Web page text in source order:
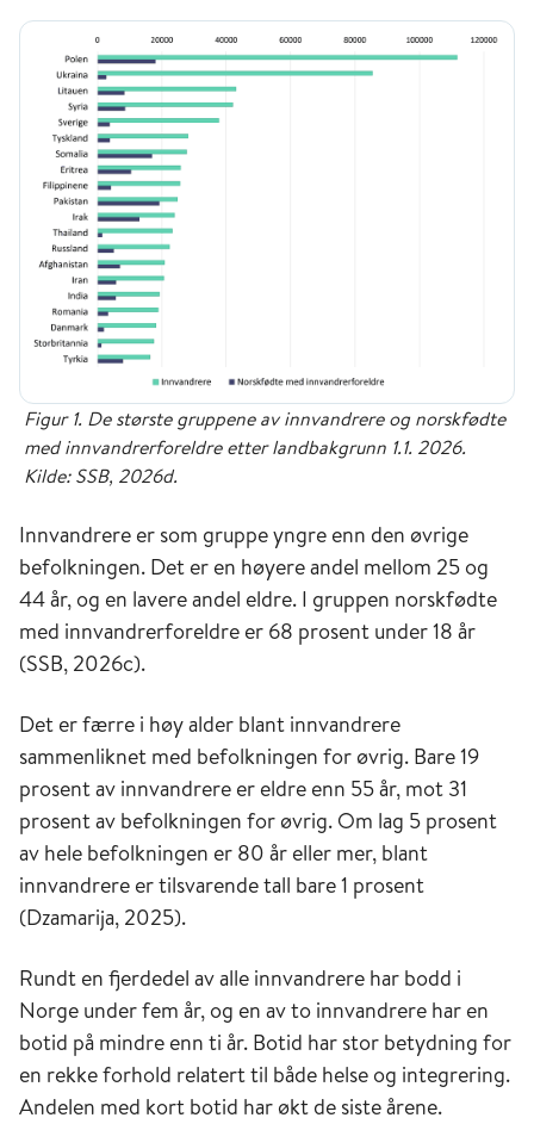
Figur 1. De største gruppene av innvandrere og norskfødte
med innvandrerforeldre etter landbakgrunn 1.1. 2026.
Kilde: SSB, 2026d.
Innvandrere er som gruppe yngre enn den øvrige
befolkningen. Det er en høyere andel mellom 25 og
44 år, og en lavere andel eldre. I gruppen norskfødte
med innvandrerforeldre er 68 prosent under 18 år
(SSB, 2026c).
Det er færre i høy alder blant innvandrere
sammenliknet med befolkningen for øvrig. Bare 19
prosent av innvandrere er eldre enn 55 år, mot 31
prosent av befolkningen for øvrig. Om lag 5 prosent
av hele befolkningen er 80 år eller mer, blant
innvandrere er tilsvarende tall bare 1 prosent
(Dzamarija, 2025).
Rundt en fjerdedel av alle innvandrere har bodd i
Norge under fem år, og en av to innvandrere har en
botid på mindre enn ti år. Botid har stor betydning for
en rekke forhold relatert til både helse og integrering.
Andelen med kort botid har økt de siste årene.